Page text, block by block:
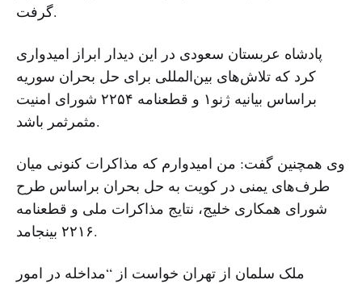
گرفت.
پادشاه عربستان سعودی در این دیدار ابراز امیدواری
کرد که تلاش‌های بین‌المللی برای حل بحران سوریه
براساس بیانیه ژنو۱ و قطعنامه ۲۲۵۴ شورای امنیت
مثمرثمر باشد.
وی همچنین گفت: من امیدوارم که مذاکرات کنونی میان
طرف‌های یمنی در کویت به حل بحران براساس طرح
شورای همکاری خلیج، نتایج مذاکرات ملی و قطعنامه
۲۲۱۶ بینجامد.
ملک سلمان از تهران خواست از “مداخله در امور